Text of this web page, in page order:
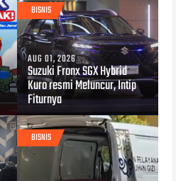
BISNIS
AUG 01, 2026
Suzuki Fronx SGX Hybrid
Kuro resmi Meluncur, Intip
Fiturnya
BISNIS